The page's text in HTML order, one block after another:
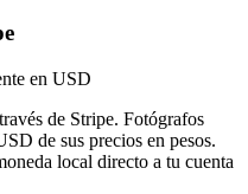
en USD
de Stripe. Fotógrafos
de sus precios en pesos.
local directo a tu cuenta